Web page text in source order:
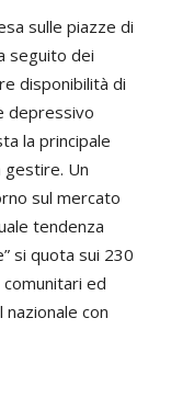
sulle piazze di
seguito dei
disponibilità di
depressivo
la principale
Un
sul mercato
tendenza
si quota sui 230
ed
con